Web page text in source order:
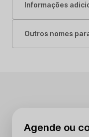
Informações
Outros nomes
Agende ou